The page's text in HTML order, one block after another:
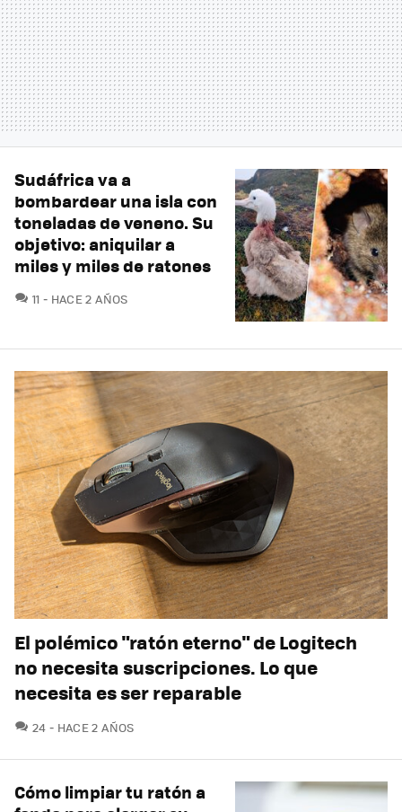
Sudáfrica va a
bombardear una isla con
toneladas de veneno. Su
objetivo: aniquilar a
miles y miles de ratones
11 COMENTARIOS
HACE 2 AÑOS
El polémico "ratón eterno" de Logitech
no necesita suscripciones. Lo que
necesita es ser reparable
24 COMENTARIOS
HACE 2 AÑOS
Cómo limpiar tu ratón a